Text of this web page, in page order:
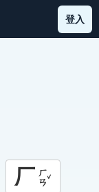
登入
厂ㄏㄢˇ